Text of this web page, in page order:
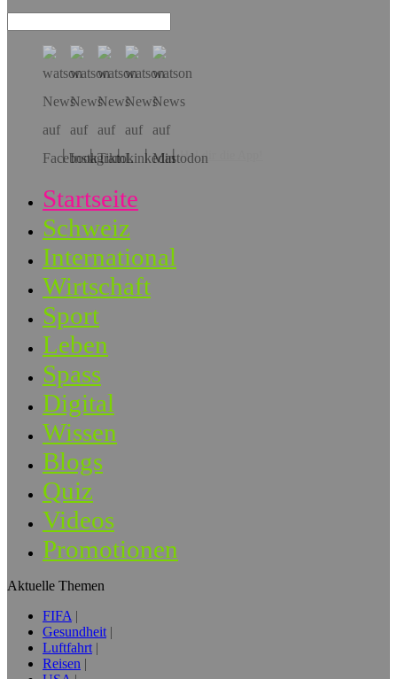
Hol dir die App!
Startseite
Schweiz
International
Wirtschaft
Sport
Leben
Spass
Digital
Wissen
Blogs
Quiz
Videos
Promotionen
Aktuelle Themen
FIFA
Gesundheit
Luftfahrt
Reisen